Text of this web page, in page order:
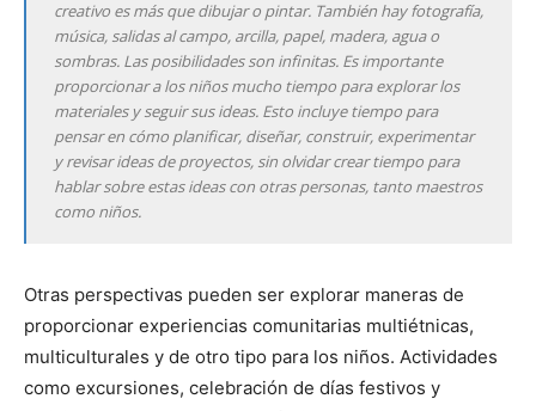
creativo es más que dibujar o pintar. También hay fotografía,
música, salidas al campo, arcilla, papel, madera, agua o
sombras. Las posibilidades son infinitas. Es importante
proporcionar a los niños mucho tiempo para explorar los
materiales y seguir sus ideas. Esto incluye tiempo para
pensar en cómo planificar, diseñar, construir, experimentar
y revisar ideas de proyectos, sin olvidar crear tiempo para
hablar sobre estas ideas con otras personas, tanto maestros
como niños.
Otras perspectivas pueden ser explorar maneras de
proporcionar experiencias comunitarias multiétnicas,
multiculturales y de otro tipo para los niños. Actividades
como excursiones, celebración de días festivos y